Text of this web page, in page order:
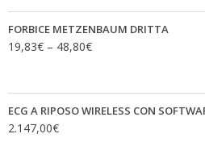
FORBICE METZENBAUM DRITTA
19,83€ – 48,80€
ECG A RIPOSO WIRELESS CON
2.147,00€